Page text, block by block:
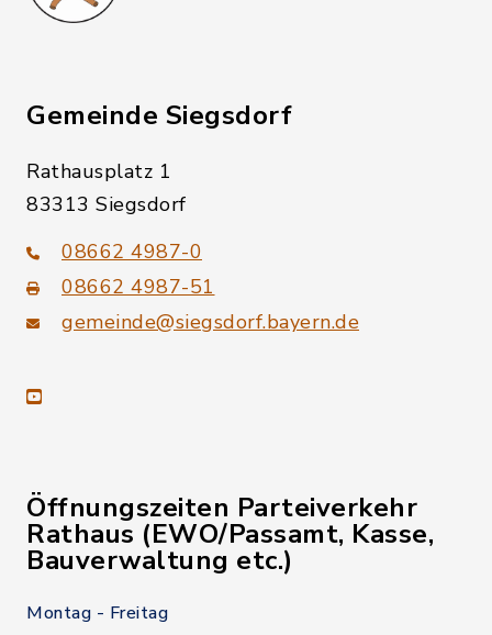
Gemeinde Siegsdorf
Rathausplatz 1
83313 Siegsdorf
08662 4987-0
08662 4987-51
gemeinde@siegsdorf.bayern.de
youtube
Öffnungszeiten Parteiverkehr
Rathaus (EWO/Passamt, Kasse,
Bauverwaltung etc.)
Montag - Freitag